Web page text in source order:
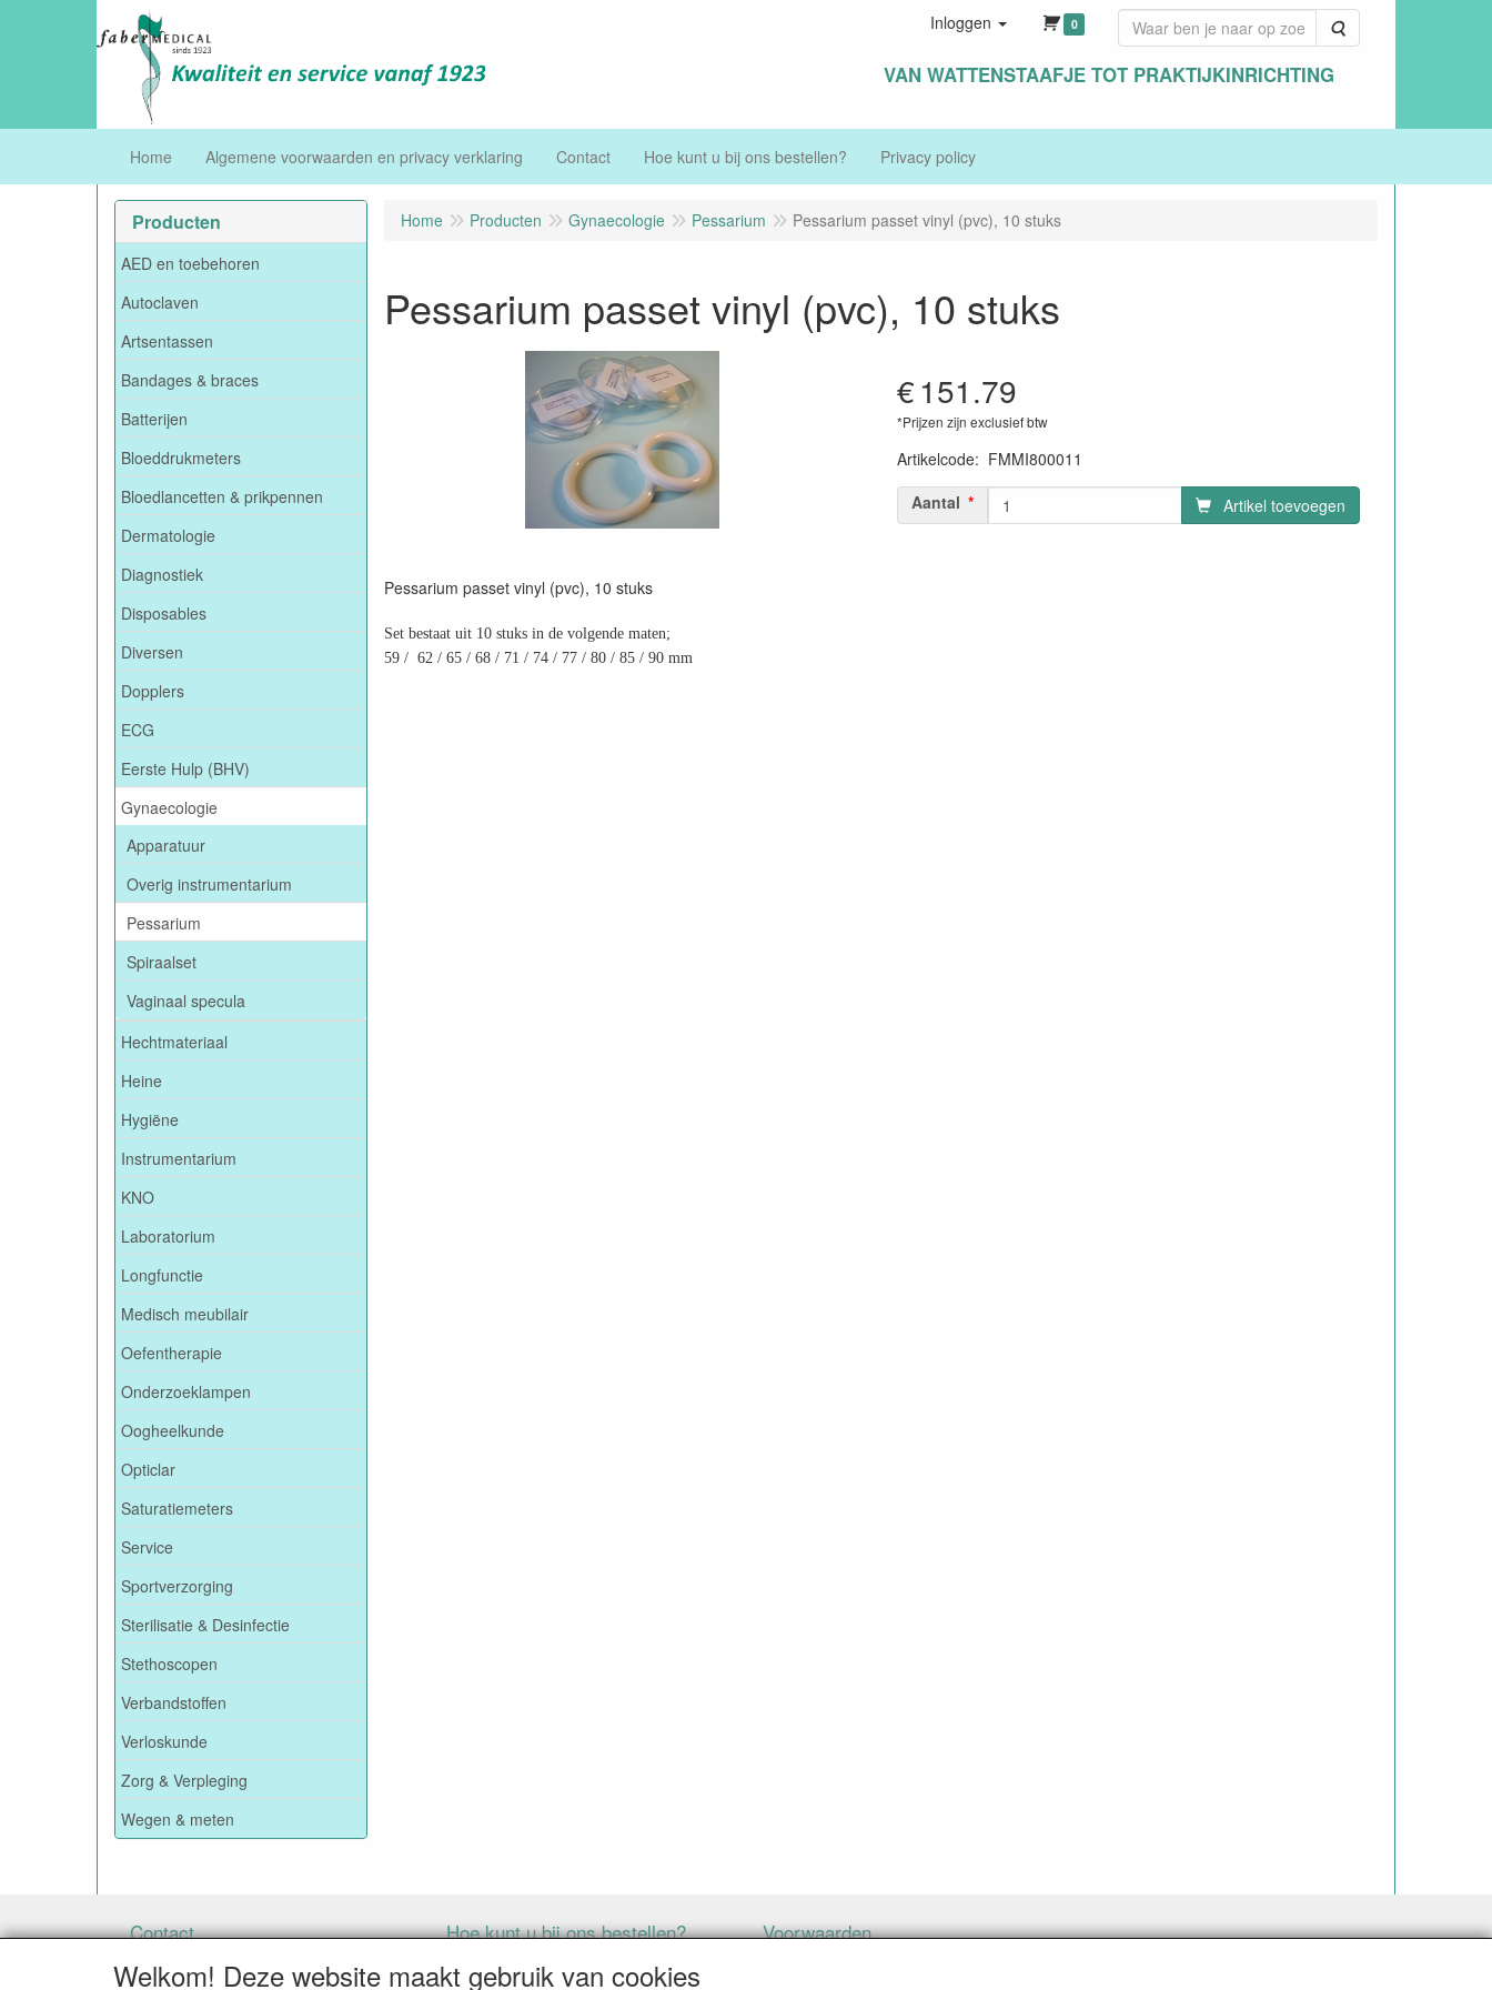
VAN WATTENSTAAFJE TOT PRAKTIJKINRICHTING
Inloggen 0 Zoeken
Home Algemene voorwaarden en privacy verklaring Contact Hoe kunt u bij ons bestellen? Privacy policy
Producten
AED en toebehoren
Autoclaven
Artsentassen
Bandages & braces
Batterijen
Bloeddrukmeters
Bloedlancetten & prikpennen
Dermatologie
Diagnostiek
Disposables
Diversen
Dopplers
ECG
Eerste Hulp (BHV)
Gynaecologie
Apparatuur
Overig instrumentarium
Pessarium
Spiraalset
Vaginaal specula
Hechtmateriaal
Heine
Hygiëne
Instrumentarium
KNO
Laboratorium
Longfunctie
Medisch meubilair
Oefentherapie
Onderzoeklampen
Oogheelkunde
Opticlar
Saturatiemeters
Service
Sportverzorging
Sterilisatie & Desinfectie
Stethoscopen
Verbandstoffen
Verloskunde
Zorg & Verpleging
Wegen & meten
Home Producten Gynaecologie Pessarium Pessarium passet vinyl (pvc), 10 stuks
Pessarium passet vinyl (pvc), 10 stuks
€151.79
*Prijzen zijn exclusief btw
Artikelcode: FMMI800011
Aantal
Artikel toevoegen
Pessarium passet vinyl (pvc), 10 stuks
Set bestaat uit 10 stuks in de volgende maten;
59 / 62 / 65 / 68 / 71 / 74 / 77 / 80 / 85 / 90 mm
Contact Hoe kunt u bij ons bestellen? Voorwaarden
Welkom! Deze website maakt gebruik van cookies